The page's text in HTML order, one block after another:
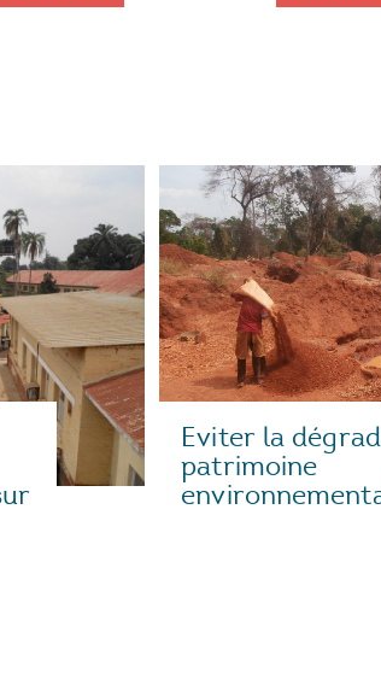
Eviter la
patrimoine